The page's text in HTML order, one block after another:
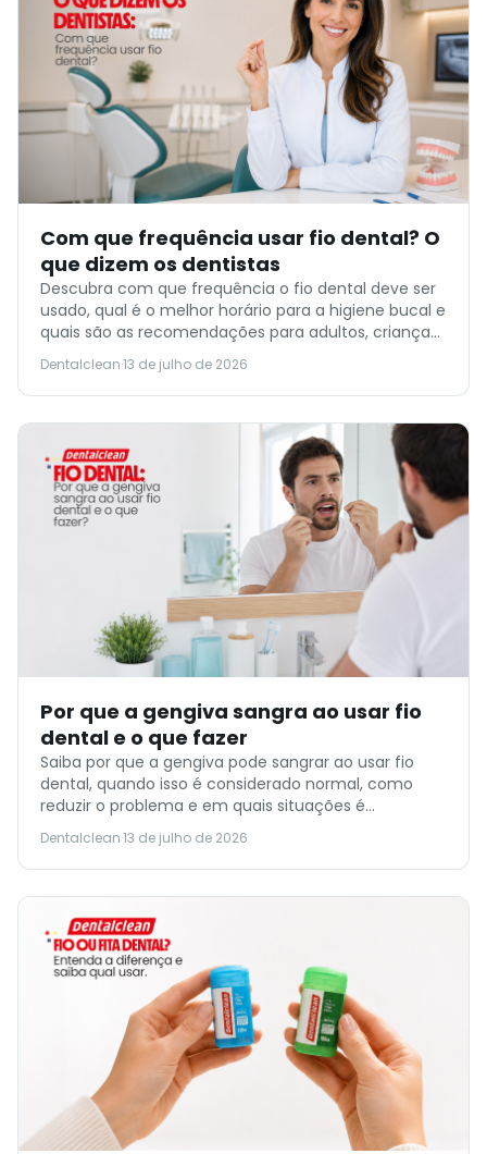
Com que frequência usar fio dental? O
que dizem os dentistas
Descubra com que frequência o fio dental deve ser
usado, qual é o melhor horário para a higiene bucal e
quais são as recomendações para adultos, crianças
Dentalclean·13 de julho de 2026
Por que a gengiva sangra ao usar fio
dental e o que fazer
Saiba por que a gengiva pode sangrar ao usar fio
dental, quando isso é considerado normal, como
reduzir o problema e em quais situações é
Dentalclean·13 de julho de 2026